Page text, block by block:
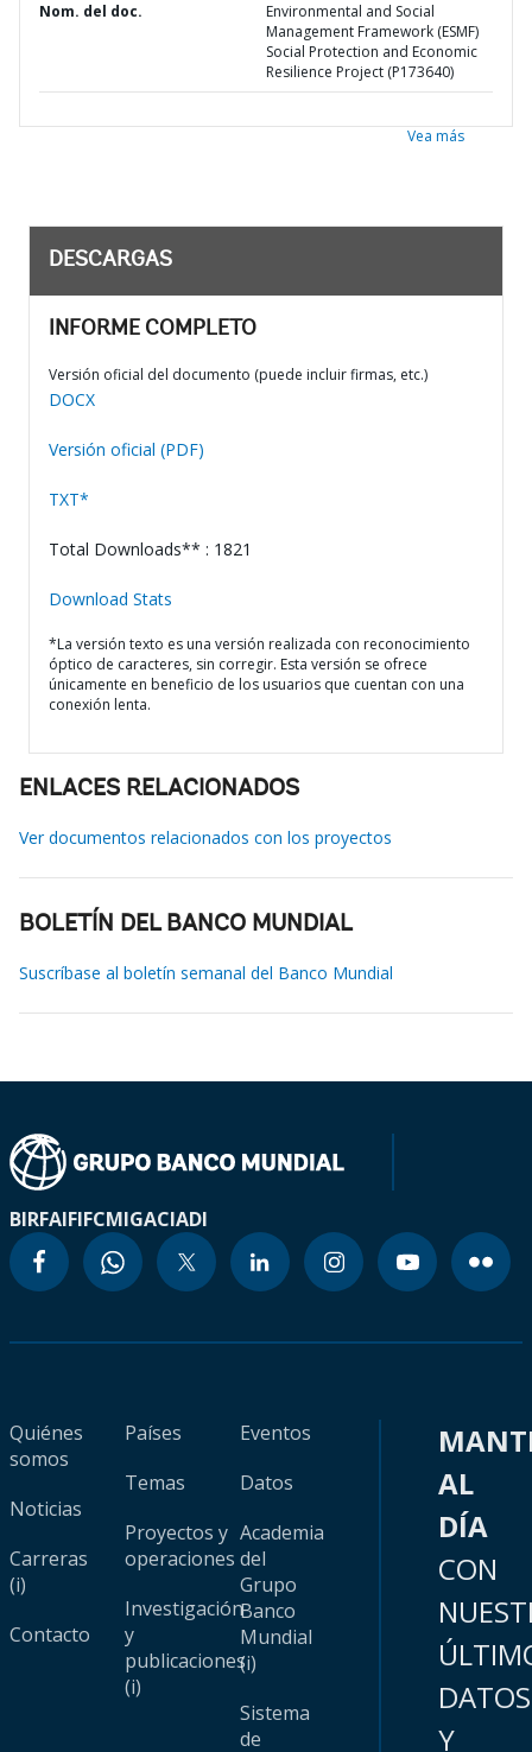
Nom. del doc.
Environmental and Social
Management Framework (ESMF)
Social Protection and Economic
Resilience Project (P173640)
Vea más
DESCARGAS
INFORME COMPLETO
Versión oficial del documento (puede incluir firmas, etc.)
DOCX
Versión oficial (PDF)
TXT*
Total Downloads** : 1821
Download Stats
*La versión texto es una versión realizada con reconocimiento
óptico de caracteres, sin corregir. Esta versión se ofrece
únicamente en beneficio de los usuarios que cuentan con una
conexión lenta.
ENLACES RELACIONADOS
Ver documentos relacionados con los proyectos
BOLETÍN DEL BANCO MUNDIAL
Suscríbase al boletín semanal del Banco Mundial
BIRFAIFIFCMIGACIADI
Quiénes
somos
Noticias
Carreras
(i)
Contacto
Países
Temas
Proyectos y
operaciones
Investigación
y
publicaciones
(i)
Eventos
Datos
Academia
del
Grupo
Banco
Mundial
(i)
Sistema
de
AL
DÍA
CON
DATOS
Y